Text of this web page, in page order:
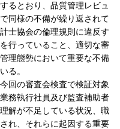
るとおり、品質管理レビュ
同様の不備が繰り返されて
士協会の倫理規則に違反す
行っていること、適切な審
理態勢において重要な不備
る。
回の審査会検査で検証対象
務執行社員及び監査補助者
解が不足している状況、職
れ、それらに起因する重要